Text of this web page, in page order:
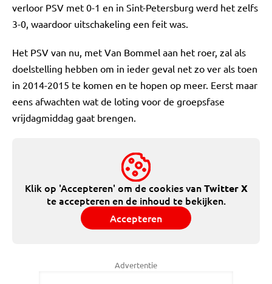
verloor PSV met 0-1 en in Sint-Petersburg werd het zelfs
3-0, waardoor uitschakeling een feit was.
Het PSV van nu, met Van Bommel aan het roer, zal als
doelstelling hebben om in ieder geval net zo ver als toen
in 2014-2015 te komen en te hopen op meer. Eerst maar
eens afwachten wat de loting voor de groepsfase
vrijdagmiddag gaat brengen.
Klik op 'Accepteren' om de cookies vanTwitter X
te accepteren en de inhoud te bekijken.
Accepteren
Advertentie